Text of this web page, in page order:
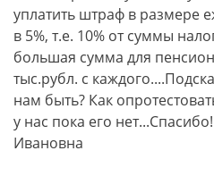
уплатить штраф в размере
в 5%, т.е. 10% от суммы
большая сумма для
тыс.рубл. с
нам быть? Как
у нас пока его
Ивановна